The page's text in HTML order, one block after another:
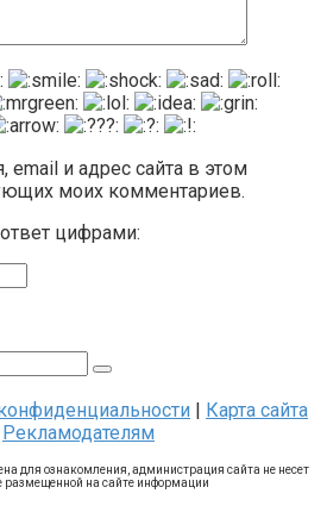
email и адрес сайта в этом
моих комментариев.
цифрами:
| Карта сайта
Рекламодателям
для ознакомления, администрация сайта не несет
размещенной на сайте информации